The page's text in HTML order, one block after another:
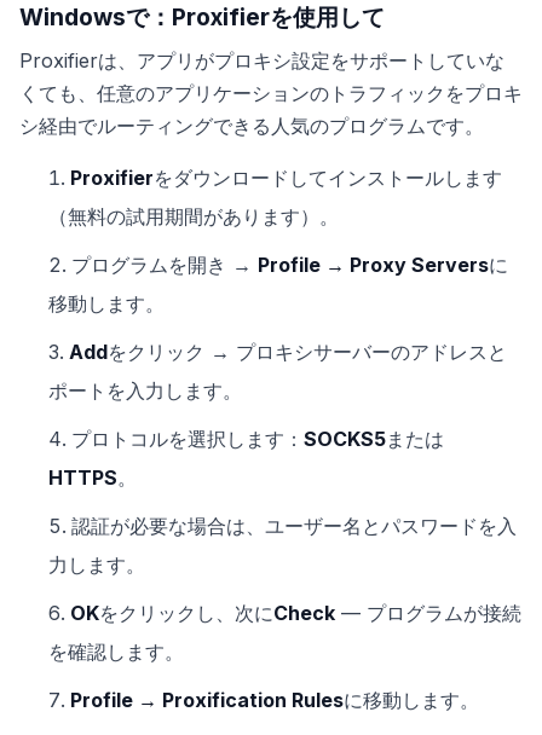
Windowsで：Proxifierを使用して
Proxifierは、アプリがプロキシ設定をサポートしていな
くても、任意のアプリケーションのトラフィックをプロキ
シ経由でルーティングできる人気のプログラムです。
Proxifierをダウンロードしてインストールします
（無料の試用期間があります）。
プログラムを開き → Profile → Proxy Serversに
移動します。
Addをクリック → プロキシサーバーのアドレスと
ポートを入力します。
プロトコルを選択します： SOCKS5または
HTTPS。
認証が必要な場合は、ユーザー名とパスワードを入
力します。
OKをクリックし、次にCheck — プログラムが接続
を確認します。
Profile → Proxification Rulesに移動します。